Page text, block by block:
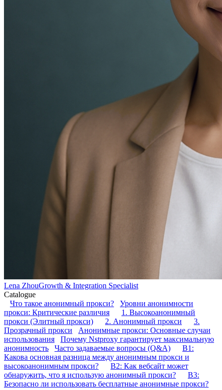
Lena ZhouGrowth & Integration Specialist
Catalogue
Что такое анонимный прокси?
Уровни анонимности
прокси: Критические различия
1. Высокоанонимный
прокси (Элитный прокси)
2. Анонимный прокси
3.
Прозрачный прокси
Анонимные прокси: Основные случаи
использования
Почему Nstproxy гарантирует максимальную
анонимность
Часто задаваемые вопросы (Q&A)
В1:
Какова основная разница между анонимным прокси и
высокоанонимным прокси?
В2: Как вебсайт может
обнаружить, что я использую анонимный прокси?
В3:
Безопасно ли использовать бесплатные анонимные прокси?